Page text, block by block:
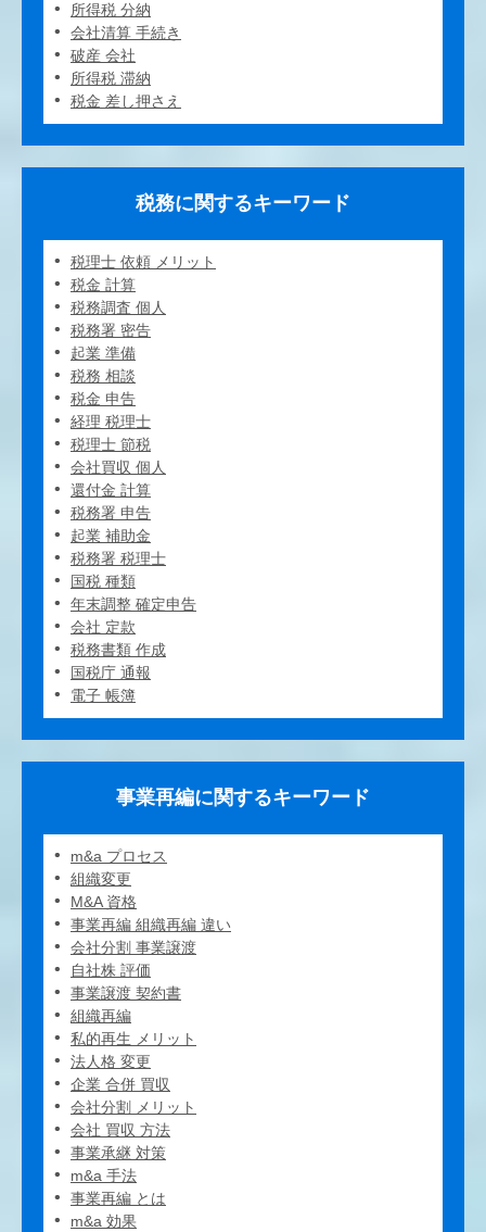
所得税 分納
会社清算 手続き
破産 会社
所得税 滞納
税金 差し押さえ
税務に関するキーワード
税理士 依頼 メリット
税金 計算
税務調査 個人
税務署 密告
起業 準備
税務 相談
税金 申告
経理 税理士
税理士 節税
会社買収 個人
還付金 計算
税務署 申告
起業 補助金
税務署 税理士
国税 種類
年末調整 確定申告
会社 定款
税務書類 作成
国税庁 通報
電子 帳簿
事業再編に関するキーワード
m&a プロセス
組織変更
M&A 資格
事業再編 組織再編 違い
会社分割 事業譲渡
自社株 評価
事業譲渡 契約書
組織再編
私的再生 メリット
法人格 変更
企業 合併 買収
会社分割 メリット
会社 買収 方法
事業承継 対策
m&a 手法
事業再編 とは
m&a 効果